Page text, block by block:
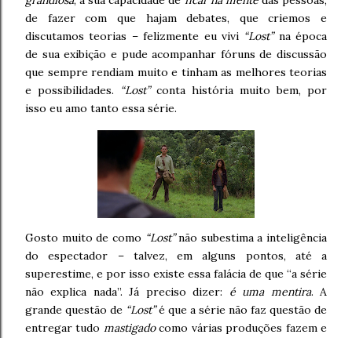
de fazer com que hajam debates, que criemos e
discutamos teorias – felizmente eu vivi “Lost”na época
de sua exibição e pude acompanhar fóruns de discussão
que sempre rendiam muito e tinham as melhores teorias
e possibilidades.
“Lost”conta história muito bem, por
isso eu amo tanto essa série.
Gosto muito de como “Lost”não subestima a inteligência
do espectador – talvez, em alguns pontos, até a
superestime, e por isso existe essa falácia de que “a série
não explica nada”. Já preciso dizer: é uma mentira. A
grande questão de “Lost”é que a série não faz questão de
entregar tudo mastigadocomo várias produções fazem e